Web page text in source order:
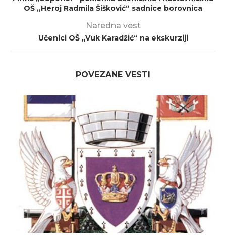
OŠ „Heroj Radmila Šišković“ sadnice borovnica
Naredna vest
Učenici OŠ „Vuk Karadžić“ na ekskurziji
POVEZANE VESTI